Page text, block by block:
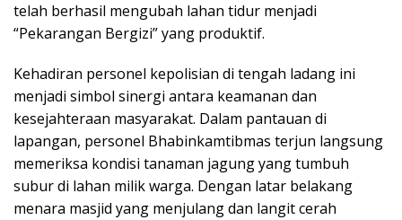
telah berhasil mengubah lahan tidur menjadi
“Pekarangan Bergizi” yang produktif.
Kehadiran personel kepolisian di tengah ladang ini
menjadi simbol sinergi antara keamanan dan
kesejahteraan masyarakat. Dalam pantauan di
lapangan, personel Bhabinkamtibmas terjun langsung
memeriksa kondisi tanaman jagung yang tumbuh
subur di lahan milik warga. Dengan latar belakang
menara masjid yang menjulang dan langit cerah